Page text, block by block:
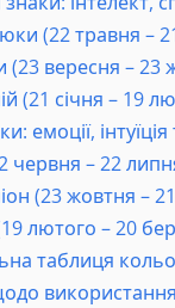
(22 травня –
(23 вересня – 23
(21 січня – 19
емоції,
червня – 22
(23 жовтня –
лютого – 20
таблиця